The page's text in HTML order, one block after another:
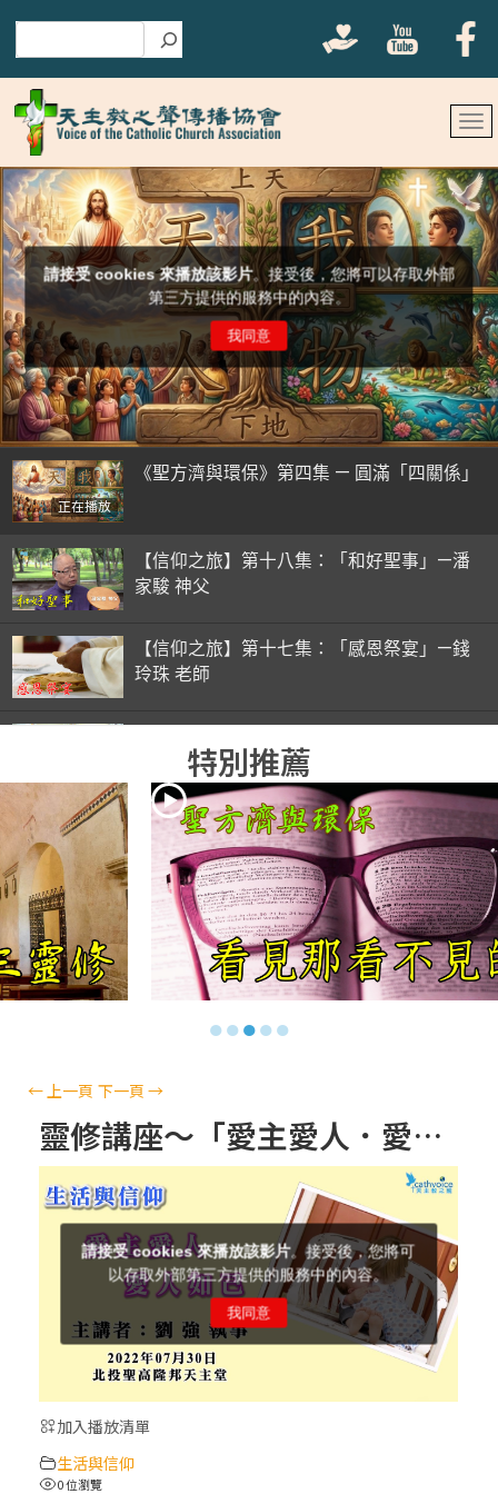
正在播放
《聖方濟與環保》第四集 — 圓滿「四關係」
【信仰之旅】第十八集：「和好聖事」—潘
家駿 神父
【信仰之旅】第十七集：「感恩祭宴」—錢
玲珠 老師
錢玲珠 老師
【信仰之旅】第十五集：「入門聖事」—錢
玲珠 老師
【信仰之旅】第十四集：「天主十誡(下)」
—金毓瑋 神父
【信仰之旅】第十三集：「天主十誡(上)」
—金毓瑋 神父
【信仰之旅】第十二集：「聖母、聖人」—
【信仰之旅】第十一集：「教 會」(推廣片)
【信仰之旅】第十一集：「教 會」—林必能
神父
【信仰之旅】第十集：「逾越奧蹟」— 錢玲
珠老師
(5)黃敏正主教帶你做「四旬期避靜」—【逾
特別推薦
●●●●●
← 上一頁 下一頁→
靈修講座～「愛主愛人．愛人如己」︱劉 強 執事
加入播放清單
生活與信仰
0 位瀏覽